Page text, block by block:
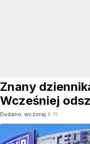
Znany
Wcześniej
Dodano: wczoraj 8:15